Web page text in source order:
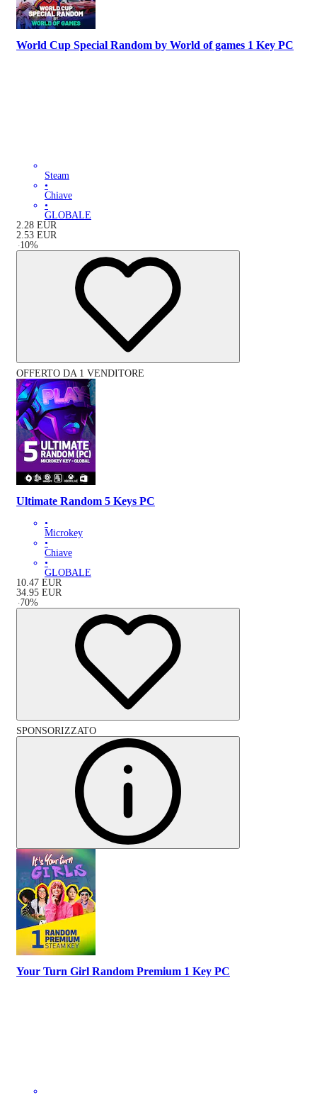
World Cup Special Random by World of games 1 Key PC
Steam
•
Chiave
•
GLOBALE
2.28 EUR
2.53 EUR
-10%
OFFERTO DA 1 VENDITORE
Ultimate Random 5 Keys PC
•
Microkey
•
Chiave
•
GLOBALE
10.47 EUR
34.95 EUR
-70%
SPONSORIZZATO
Your Turn Girl Random Premium 1 Key PC